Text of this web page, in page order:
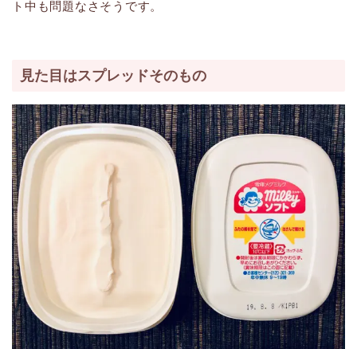
ト中も問題なさそうです。
見た目はスプレッドそのもの